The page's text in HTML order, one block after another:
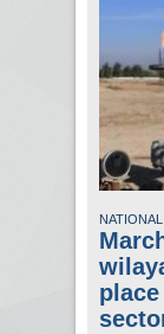
NATIONAL